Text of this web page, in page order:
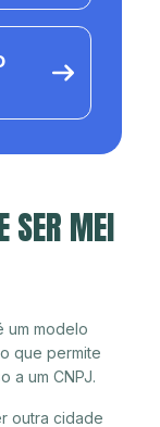
SER MEI
um modelo
que permite
a um CNPJ.
outra cidade